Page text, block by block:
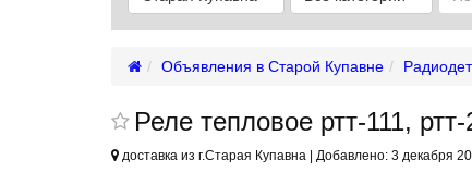
Объявления в Старой Купавне
Реле тепловое ртт-111,
доставка из г.Старая Купавна | Добавлено: 3 декабря